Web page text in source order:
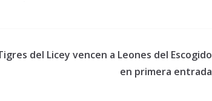
del Licey vencen a Leones del Escogido
en primera entrada